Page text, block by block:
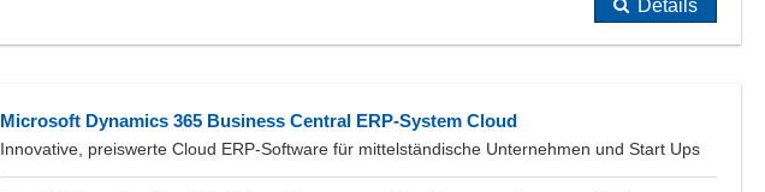
Details
Microsoft Dynamics 365 Business Central ERP-System Cloud
Innovative, preiswerte Cloud ERP-Software für mittelständische Unternehmen und Start Ups